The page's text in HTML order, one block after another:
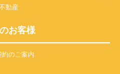
動産
お客様
約のご案内